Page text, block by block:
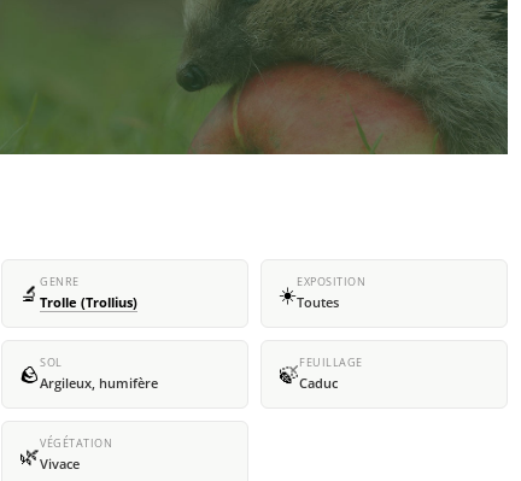
🔬 GENRE
Trolle (Trollius) ☀️EXPOSITION
Toutes
🪨SOL
Argileux, humifère 🍃FEUILLAGE
Caduc
🌿VÉGÉTATION
Vivace